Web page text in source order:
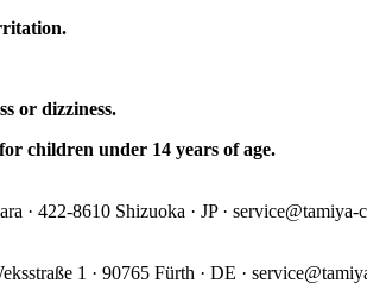
or dizziness.
children under 14 years of age.
· 422-8610 Shizuoka · JP ·
1 · 90765 Fürth · DE ·